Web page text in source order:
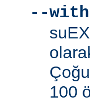
--
100